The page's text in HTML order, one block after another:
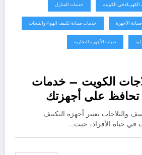
في الكويت خدمات المنازل
الأجهزة خدمات صيانة تكييف الهواء والثلجات
صيانة الأجهزة التجارية
الكويت – خدمات
تحافظ على أجهزتك
والثلاجات تعتبر أجهزة التكييف
في حياة الأفراد، حيث…